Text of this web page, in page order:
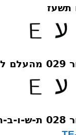
תשעז